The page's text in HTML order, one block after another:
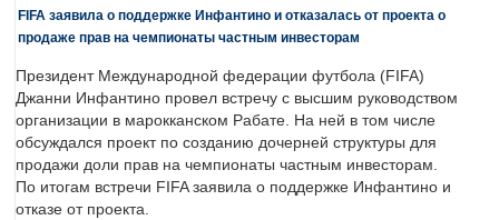
FIFA заявила о поддержке Инфантино и отказалась от проекта о
продаже прав на чемпионаты частным инвесторам
Президент Международной федерации футбола (FIFA)
Джанни Инфантино провел встречу с высшим руководством
организации в марокканском Рабате. На ней в том числе
обсуждался проект по созданию дочерней структуры для
продажи доли прав на чемпионаты частным инвесторам.
По итогам встречи FIFA заявила о поддержке Инфантино и
отказе от проекта.